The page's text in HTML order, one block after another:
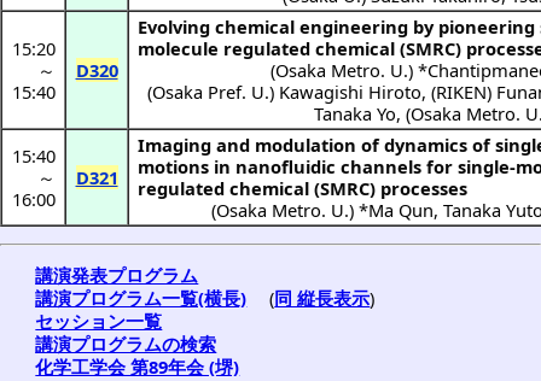
15:20
～
15:40
D320
Evolving chemical engineering by pioneering
molecule regulated chemical (SMRC)
(Osaka Metro. U.) *
(Osaka Pref. U.) Kawagishi Hiroto, (RIKEN)
Tanaka Yo, (Osaka Metro.
15:40
～
16:00
D321
Imaging and modulation of dynamics of
motions in nanofluidic channels for single-
regulated chemical (SMRC) processes
(Osaka Metro. U.) *Ma Qun, Tanaka
講演発表プログラム
講演プログラム一覧(横長) (同 縦長表示)
セッション一覧
講演プログラムの検索
化学工学会 第89年会 (堺)